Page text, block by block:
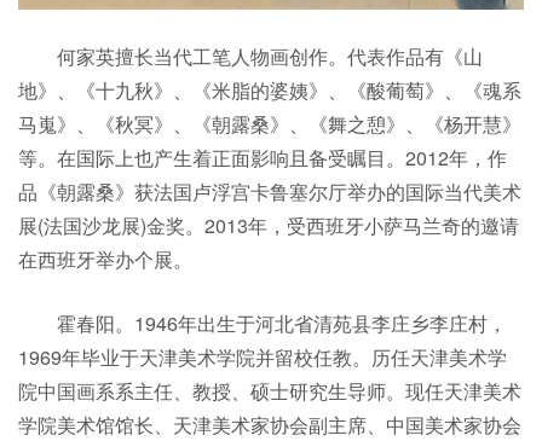
何家英擅长当代工笔人物画创作。代表作品有《山
地》、《十九秋》、《米脂的婆姨》、《酸葡萄》、《魂系
马嵬》、《秋冥》、《朝露桑》、《舞之憩》、《杨开慧》
等。在国际上也产生着正面影响且备受瞩目。2012年，作
品《朝露桑》获法国卢浮宫卡鲁塞尔厅举办的国际当代美术
展(法国沙龙展)金奖。2013年，受西班牙小萨马兰奇的邀请
在西班牙举办个展。
霍春阳。1946年出生于河北省清苑县李庄乡李庄村，
1969年毕业于天津美术学院并留校任教。历任天津美术学
院中国画系系主任、教授、硕士研究生导师。现任天津美术
学院美术馆馆长、天津美术家协会副主席、中国美术家协会